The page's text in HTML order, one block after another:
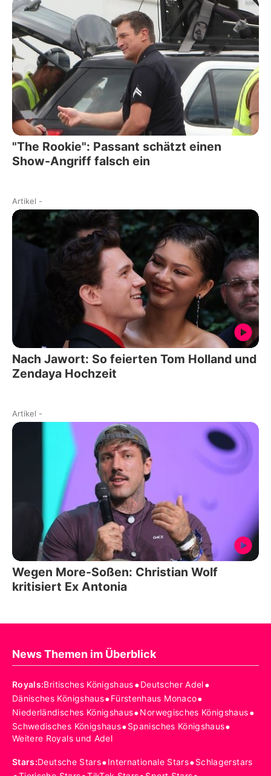
"The Rookie": Passant schätzt einen
Show-Angriff falsch ein
Artikel -
Nach Jawort: So feierten Tom Holland und
Zendaya Hochzeit
Artikel -
Wegen More-Soßen: Christian Wolf
kritisiert Ex Antonia
News Themen im Überblick
Royals:Britisches Königshaus•Deutscher Adel•
Dänisches Königshaus•Fürstenhaus Monaco•
Niederländisches Königshaus•Norwegisches Königshaus•
Schwedisches Königshaus•Spanisches Königshaus•
Weitere Royals und Adel
Stars:Deutsche Stars•Internationale Stars•Schlagerstars